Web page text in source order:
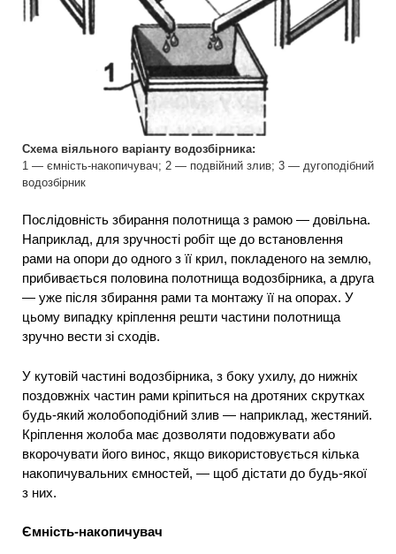
Схема віяльного варіанту водозбірника:
1 — ємність-накопичувач; 2 — подвійний злив; 3 — дугоподібний
водозбірник
Послідовність збирання полотнища з рамою — довільна.
Наприклад, для зручності робіт ще до встановлення
рами на опори до одного з її крил, покладеного на землю,
прибивається половина полотнища водозбірника, а друга
— уже після збирання рами та монтажу її на опорах. У
цьому випадку кріплення решти частини полотнища
зручно вести зі сходів.
У кутовій частині водозбірника, з боку ухилу, до нижніх
поздовжніх частин рами кріпиться на дротяних скрутках
будь-який жолобоподібний злив — наприклад, жестяний.
Кріплення жолоба має дозволяти подовжувати або
вкорочувати його винос, якщо використовується кілька
накопичувальних ємностей, — щоб дістати до будь-якої
з них.
Ємність-накопичувач